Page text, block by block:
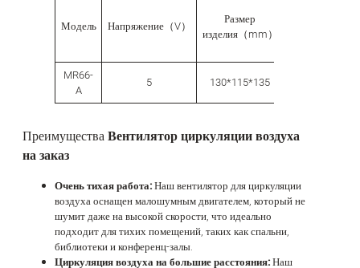
Модель Напряжение（V）
Размер
изделия（mm）
MR66-
A
5 130*115*135
ПреимуществаВентилятор циркуляции воздуха
на заказ
Очень тихая работа:Наш вентилятор для циркуляции
воздуха оснащен малошумным двигателем, который не
шумит даже на высокой скорости, что идеально
подходит для тихих помещений, таких как спальни,
библиотеки и конференц-залы.
Циркуляция воздуха на большие расстояния:Наш